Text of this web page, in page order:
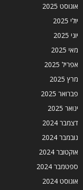
אוגוסט 2025
יולי 2025
יוני 2025
מאי 2025
אפריל 2025
מרץ 2025
פברואר 2025
ינואר 2025
דצמבר 2024
נובמבר 2024
אוקטובר 2024
ספטמבר 2024
אוגוסט 2024